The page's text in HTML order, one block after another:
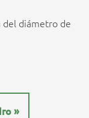
del diámetro de
»